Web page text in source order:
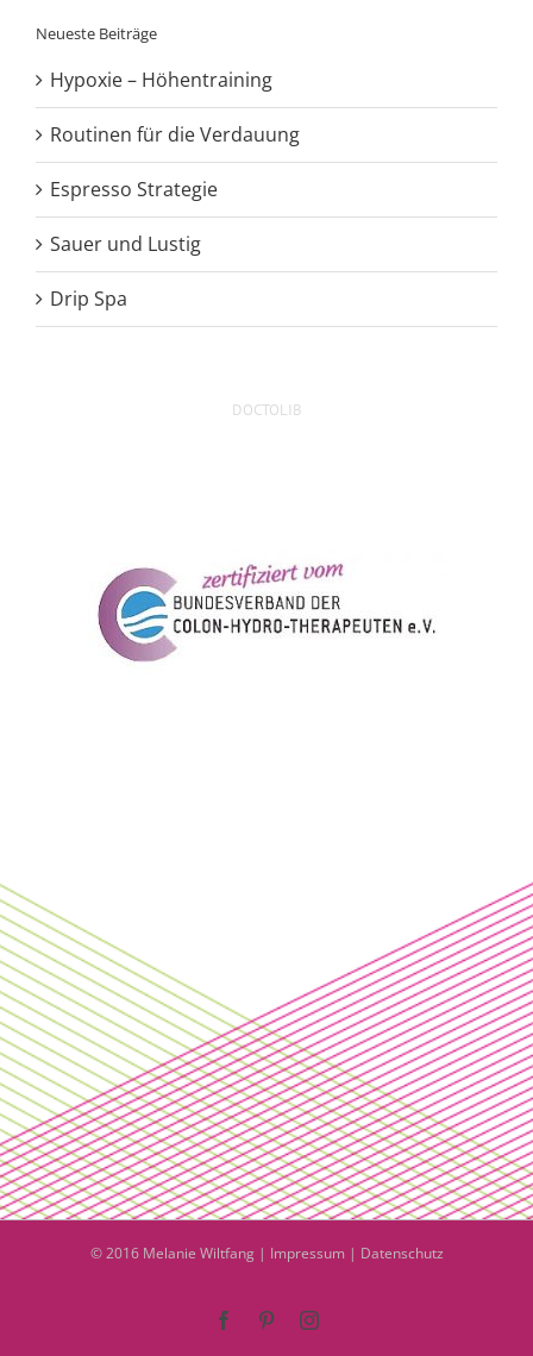
Neueste Beiträge
Hypoxie – Höhentraining
Routinen für die Verdauung
Espresso Strategie
Sauer und Lustig
Drip Spa
DOCTOLIB
© 2016 Melanie Wiltfang | Impressum | Datenschutz
FacebookPinterestInstagram